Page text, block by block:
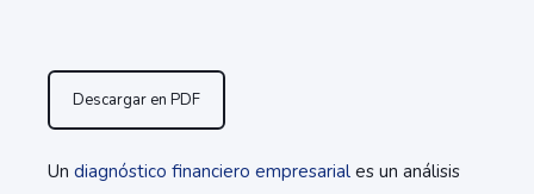
Descargar en PDF
Un diagnóstico financiero empresarial es un análisis